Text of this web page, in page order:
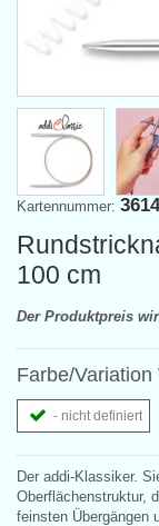
Kartennummer:
100 cm
Der Produktpreis
Farbe/Variation
- nicht definiert
Der addi-Klassiker.
Oberflächenstruktur,
feinsten Übergängen